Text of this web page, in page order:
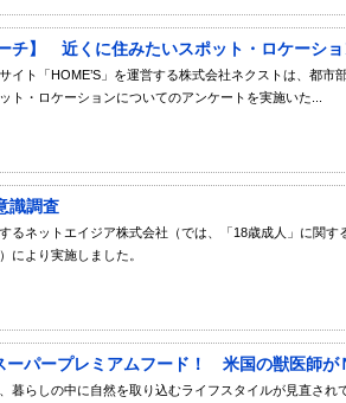
ーチ】 近くに住みたいスポット・ロケーシ
イト「HOME’S」を運営する株式会社ネクストは、都市
ト・ロケーションについてのアンケートを実施いた...
識調査
るネットエイジア株式会社（では、「18歳成人」に関
により実施しました。
ーパープレミアムフード！ 米国の獣医師が
暮らしの中に自然を取り込むライフスタイルが見直さ